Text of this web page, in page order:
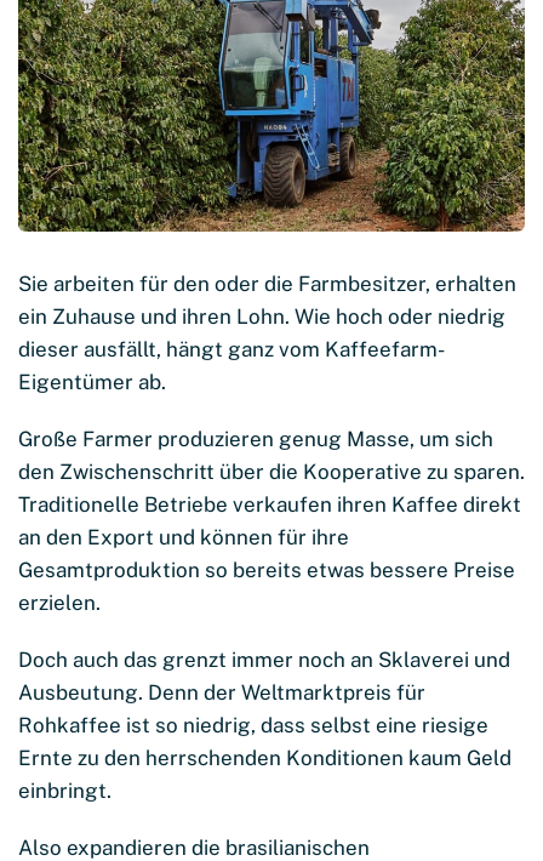
Sie arbeiten für den oder die Farmbesitzer, erhalten
ein Zuhause und ihren Lohn. Wie hoch oder niedrig
dieser ausfällt, hängt ganz vom Kaffeefarm-
Eigentümer ab.
Große Farmer produzieren genug Masse, um sich
den Zwischenschritt über die Kooperative zu sparen.
Traditionelle Betriebe verkaufen ihren Kaffee direkt
an den Export und können für ihre
Gesamtproduktion so bereits etwas bessere Preise
erzielen.
Doch auch das grenzt immer noch an Sklaverei und
Ausbeutung. Denn der Weltmarktpreis für
Rohkaffee ist so niedrig, dass selbst eine riesige
Ernte zu den herrschenden Konditionen kaum Geld
einbringt.
Also expandieren die brasilianischen